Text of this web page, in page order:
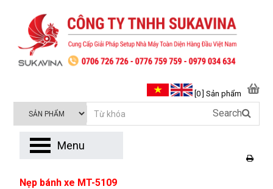
Nẹp bánh xe MT-5109
[0 ] Sản phẩm
Search
Menu